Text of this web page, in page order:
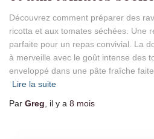
Découvrez comment préparer des
ricotta et aux tomates séchées. Une
parfaite pour un repas convivial. La
à merveille avec le goût intense des
enveloppé dans une pâte fraîche
Lire la suite
Par Greg , il y a 8 mois